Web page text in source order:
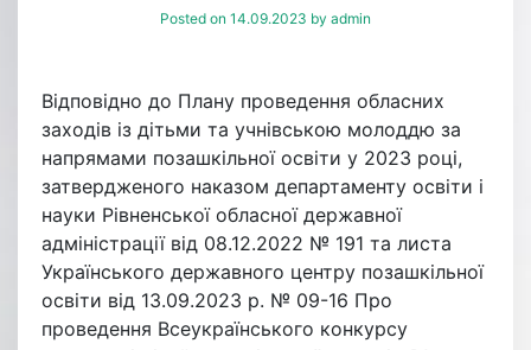
Posted on 14.09.2023 by admin
Відповідно до Плану проведення обласних
заходів із дітьми та учнівською молоддю за
напрямами позашкільної освіти у 2023 році,
затвердженого наказом департаменту освіти і
науки Рівненської обласної державної
адміністрації від 08.12.2022 № 191 та листа
Українського державного центру позашкільної
освіти від 13.09.2023 р. № 09-16 Про
проведення Всеукраїнського конкурсу